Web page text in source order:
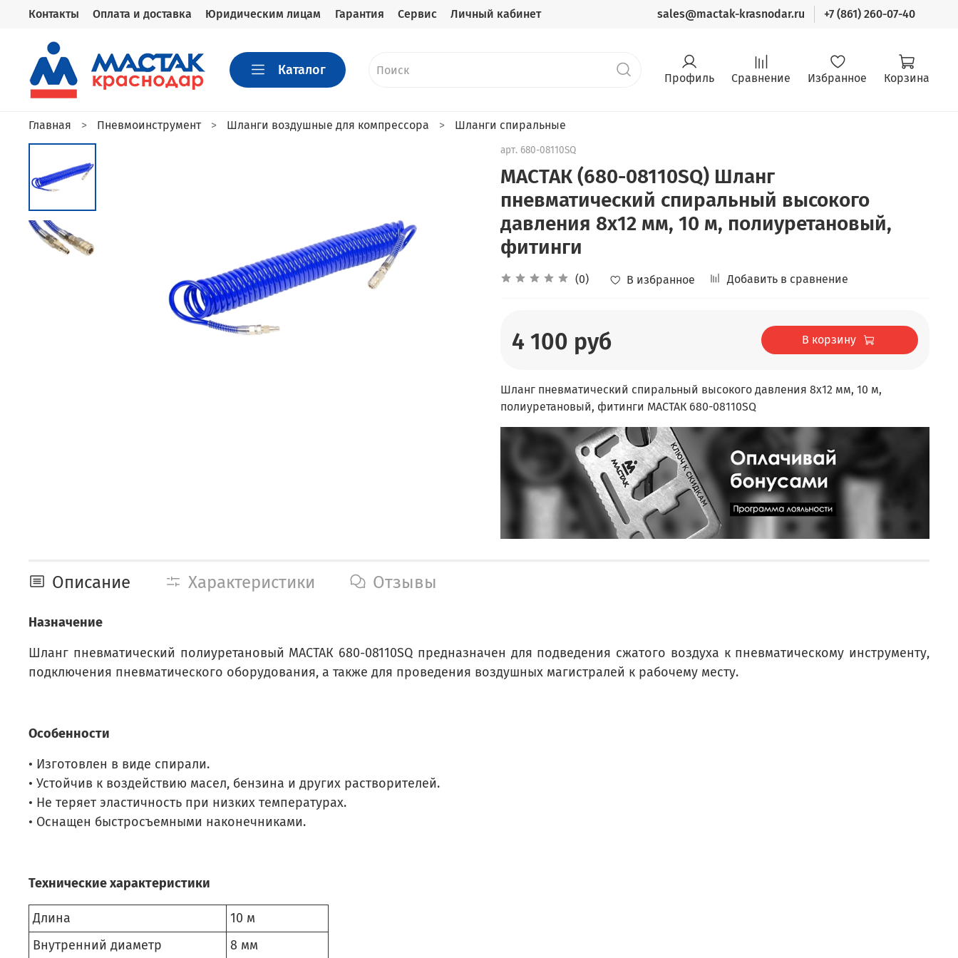
Контакты Оплата и доставка Юридическим лицам Гарантия Сервис Личный кабинет sales@mactak-krasnodar.ru +7 (861) 260-07-40
Каталог Профиль Сравнение Избранное Корзина
Главная Пневмоинструмент Шланги воздушные для компрессора Шланги спиральные
арт. 680-08110SQ
МАСТАК (680-08110SQ) Шланг
пневматический спиральный высокого
давления 8х12 мм, 10 м, полиуретановый,
фитинги
(0) В избранное Добавить в сравнение
4 100 руб В корзину
Шланг пневматический спиральный высокого давления 8х12 мм, 10 м,
полиуретановый, фитинги МАСТАК 680-08110SQ
Описание Характеристики Отзывы
Назначение
Шланг пневматический полиуретановый МАСТАК 680-08110SQ предназначен для подведения сжатого воздуха к пневматическому инструменту,
подключения пневматического оборудования, а также для проведения воздушных магистралей к рабочему месту.
Особенности
• Изготовлен в виде спирали.
• Устойчив к воздействию масел, бензина и других растворителей.
• Не теряет эластичность при низких температурах.
• Оснащен быстросъемными наконечниками.
Технические характеристики
Длина
10 м
Внутренний диаметр
8 мм